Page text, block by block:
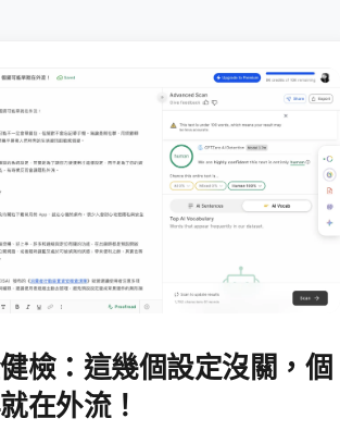
檢：這幾個設定沒關，個
在外流！